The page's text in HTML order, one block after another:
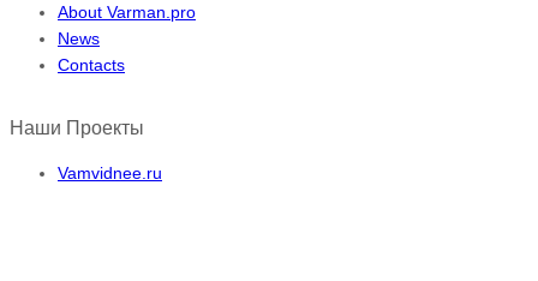
About Varman.pro
News
Contacts
Наши Проекты
Vamvidnee.ru